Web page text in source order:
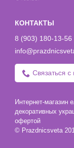
КОНТАКТЫ
8 (903) 180-13-56
Связаться с
Интернет-магазин
декоративных
офертой
© Prazdnicsveta